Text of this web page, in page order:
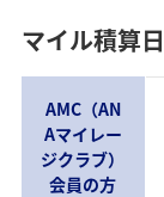
マイル積算日
AMC（AN
Aマイレー
ジクラブ）
会員の方